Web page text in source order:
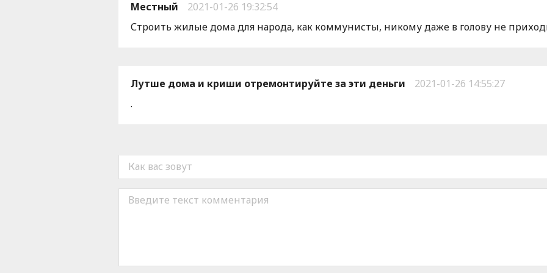
Местный
2021-01-26 19:32:54
Строить жилые дома для народа, как коммунисты, никому даже в голову не
Лутше дома и криши отремонтируйте за эти деньги
2021-01-26 14:55:27
.